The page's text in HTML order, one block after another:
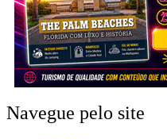
Navegue pelo site